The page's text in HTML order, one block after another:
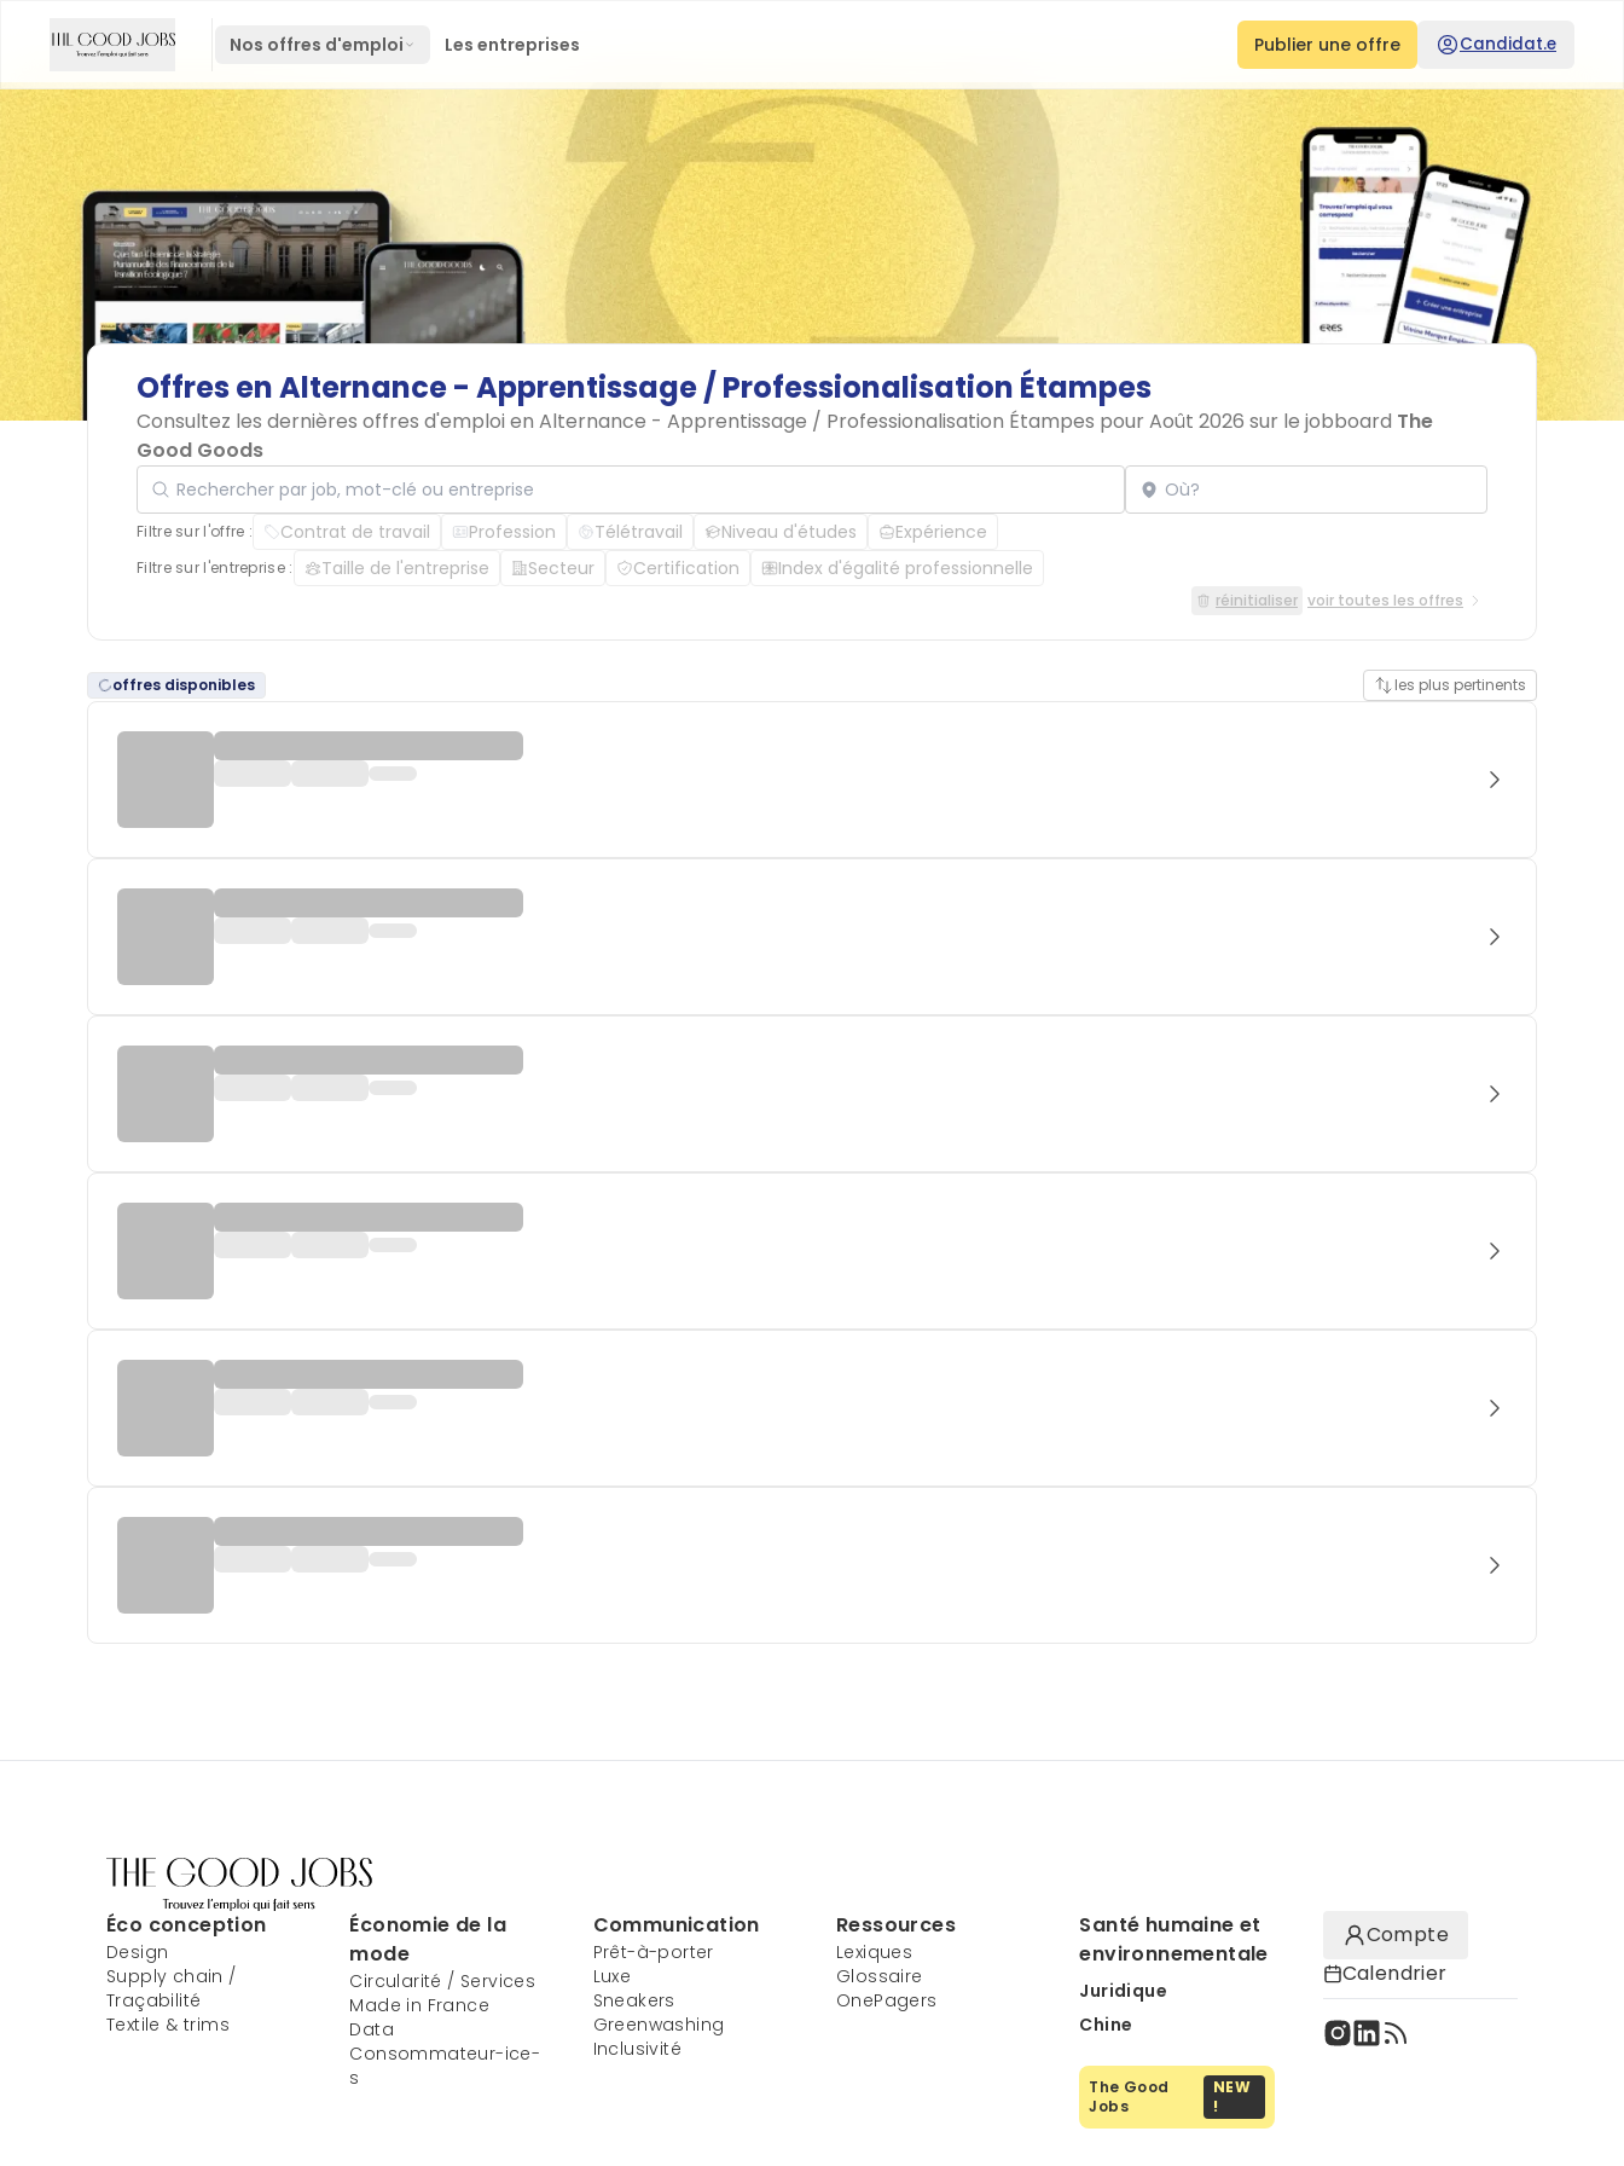
Nos offres d'emploi Les entreprises Publier une offre Candidat.e
Offres enAlternance- Apprentissage/ Professionalisation Étampes
Consultez les dernières offres d'emploi en Alternance - Apprentissage / Professionalisation Étampes pour Août 2026 sur le jobboard The
Good Goods
Rechercher par job, mot-clé ou entreprise Localisation
Filtre sur l'offre : Contrat de travail Profession Télétravail Niveau d'études Expérience
Filtre sur l'entreprise : Taille de l'entreprise Secteur Certification Index d'égalité professionnelle
réinitialiser voir toutes les offres
offres disponibles les plus pertinents
Éco conception
Design
Supply chain /
Traçabilité
Textile & trims
Économie de la
mode
Circularité / Services
Made in France
Data
Consommateur-ice-
s
Communication
Prêt-à-porter
Luxe
Sneakers
Greenwashing
Inclusivité
Ressources
Lexiques
Glossaire
OnePagers
Santé humaine et
environnementale
Juridique
Chine
The Good
Jobs
NEW
!
Compte
Calendrier